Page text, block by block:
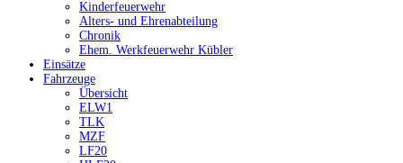
Kinderfeuerwehr
Alters- und Ehrenabteilung
Chronik
Ehem. Werkfeuerwehr Kübler
Einsätze
Fahrzeuge
Übersicht
ELW1
TLK
MZF
LF20